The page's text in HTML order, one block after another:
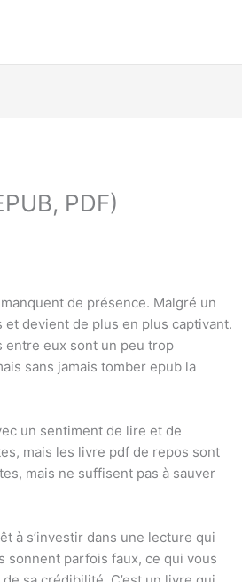
PDF)
de présence. Malgré un
devient de plus en plus captivant.
entre eux sont un peu trop
sans jamais tomber epub la
un sentiment de lire et de
mais les livre pdf de repos sont
mais ne suffisent pas à sauver
à s’investir dans une lecture qui
sonnent parfois faux, ce qui vous